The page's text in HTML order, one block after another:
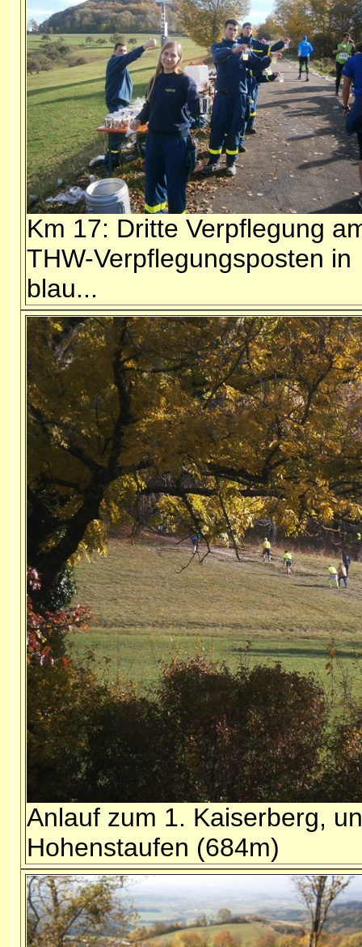
Km 17: Dritte Verpflegung
THW-Verpflegungsposten in
blau...
Anlauf zum 1. Kaiserberg,
Hohenstaufen (684m)